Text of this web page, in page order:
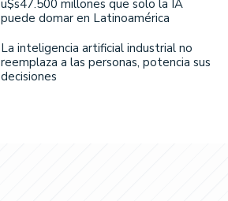
u$s47.500 millones que solo la IA
puede domar en Latinoamérica
La inteligencia artificial industrial no
reemplaza a las personas, potencia sus
decisiones